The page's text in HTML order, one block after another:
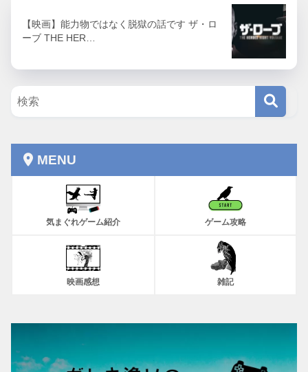
【映画】能力物ではなく脱獄の話です ザ・ロ
ーブ THE HER…
MENU
気まぐれゲーム紹介 ゲーム攻略
映画感想 雑記